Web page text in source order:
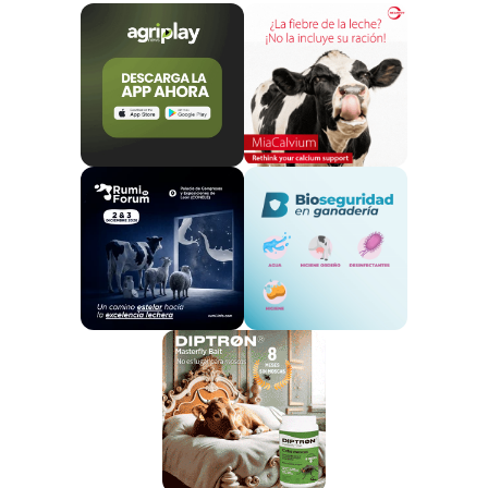
de alimentarlos.
Antes, parte de este ganado terminaba en
mataderos musulmanes, o se exportaban a
Bangladesh, pero esto cambió en los últimos años.
Desde el año 2014, Narendra Modi
es el primer
ministro de la India, yreforzó los programas que
exaltan los valores tradicionales hindúes, entre
ellos la veneración por las vacas.
Desde entonces,muchos mataderos
clandestinos y fábricas de cuero fueron
clausurados, la mayoría propiedad de
. Sin embargo, el problema es más
grave ya que han surgidogrupos que han tomado
la justicia por su propia mano para perseguir a
los comerciantes de bovinos.